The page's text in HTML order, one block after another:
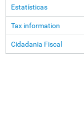
Estatísticas
Tax information
Cidadania Fiscal